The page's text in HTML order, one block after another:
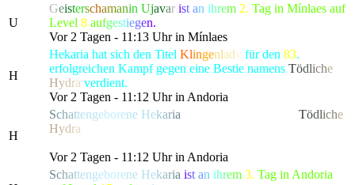
U
Geisterschamanin Ujavar ist an ihrem 2. Tag in Mínlaes auf
Level 8 aufgestiegen.
Vor 2 Tagen - 11:13 Uhr in Mínlaes
H
Hekaria hat sich den Titel Klingenlady für den 83.
erfolgreichen Kampf gegen eine Bestie namens Tödliche
Hydra verdient.
Vor 2 Tagen - 11:12 Uhr in Andoria
H
Schattengeborene Hekaria Tödliche
Hydra
Vor 2 Tagen - 11:12 Uhr in Andoria
Schattengeborene Hekaria ist an ihrem 3. Tag in Andoria